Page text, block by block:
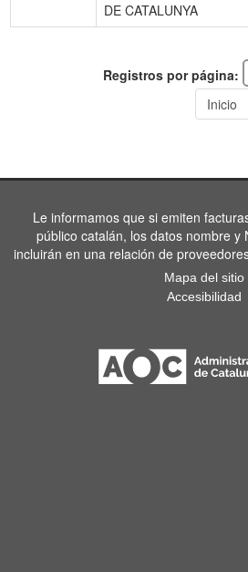
DE CATALUNYA
Registros por página:
Inicio
Le informamos que si emiten
público catalán, los datos nombre y
incluirán en una relación de
Mapa del sitio
Accesibilidad